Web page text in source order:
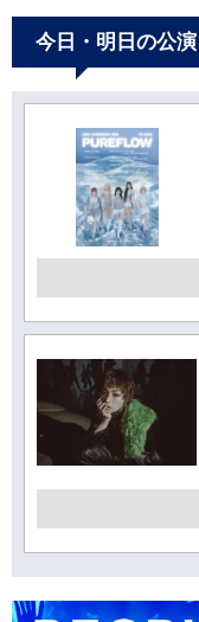
今日・明日の公演